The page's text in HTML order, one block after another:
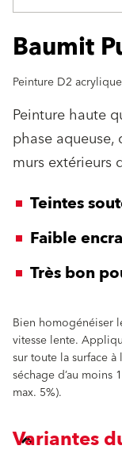
Baumit
Peinture D2
Peinture haute
phase
murs extérieurs
Teintes
Faible
Très bon
Bien homogénéiser
vitesse lente.
sur toute la surface
séchage d’au
max. 5%).
Variantes